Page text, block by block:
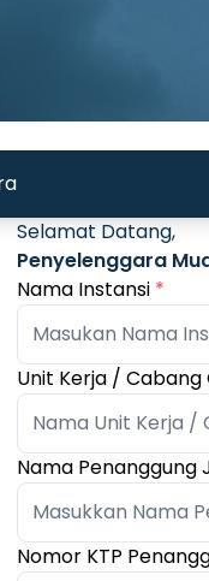
Selamat Datang,
Penyelenggara
Nama Instansi *
Unit Kerja /
Nama Penanggung
Nomor KTP